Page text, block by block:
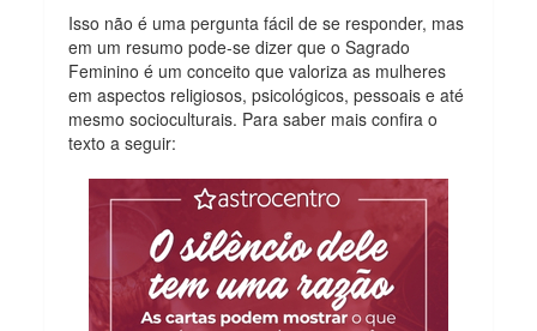
Isso não é uma pergunta fácil de se responder, mas
em um resumo pode-se dizer que o Sagrado
Feminino é um conceito que valoriza as mulheres
em aspectos religiosos, psicológicos, pessoais e até
mesmo socioculturais. Para saber mais confira o
texto a seguir: